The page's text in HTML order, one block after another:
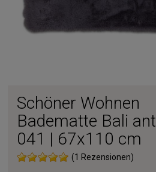
Schöner Wohnen
Badematte Bali
041 | 67x110 cm
(1 Rezensionen)